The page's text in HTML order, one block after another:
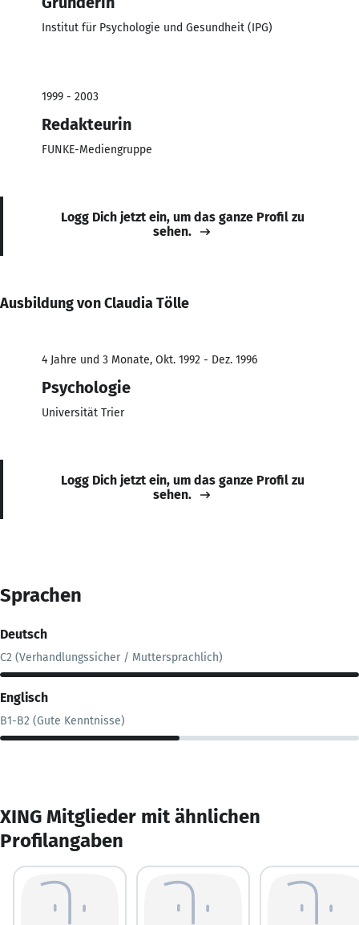
Institut für Psychologie und Gesundheit (IPG)
1999 - 2003
Redakteurin
FUNKE-Mediengruppe
Logg Dich jetzt ein, um das ganze Profil zu
sehen.
Ausbildung von Claudia Tölle
4 Jahre und 3 Monate, Okt. 1992 - Dez. 1996
Psychologie
Universität Trier
Logg Dich jetzt ein, um das ganze Profil zu
sehen.
Sprachen
Deutsch
C2 (Verhandlungssicher / Muttersprachlich)
Englisch
B1-B2 (Gute Kenntnisse)
XING Mitglieder mit ähnlichen
Profilangaben